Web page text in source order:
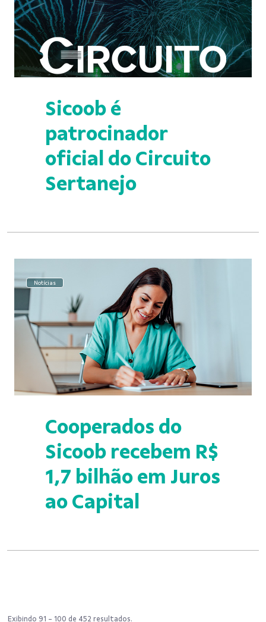
Sicoob é
patrocinador
oficial do Circuito
Sertanejo
Notícias
Cooperados do
Sicoob recebem R$
1,7 bilhão em Juros
ao Capital
Exibindo 91 - 100 de 452 resultados.